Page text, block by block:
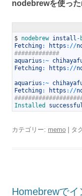
nodebrewを使っ
$ nodebrew install -
Fetching: https : //
#############
aquarius :~
Fetching: https : //
aquarius :~
Fetching: https : //
Installed
カテゴリー: memo | タ
Homebrewで